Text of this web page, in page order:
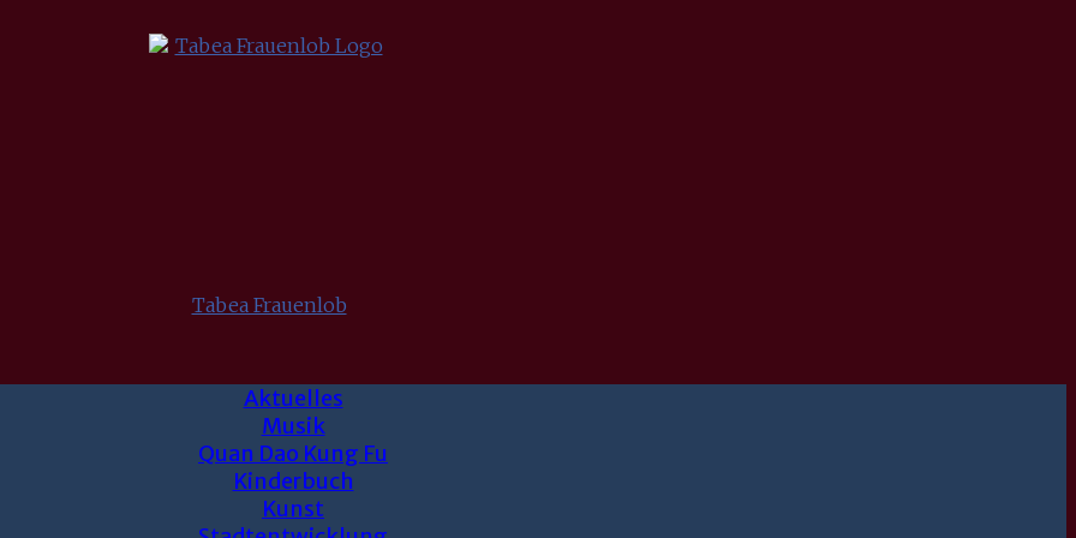
Tabea Frauenlob
Aktuelles
Musik
Quan Dao Kung Fu
Kinderbuch
Kunst